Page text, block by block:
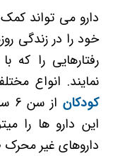
دارو می تواند
خود را در زندگی
رفتارهایی را که
نمایند. انواع
کودکان
این دارو ها را
داروهای غیر محرک